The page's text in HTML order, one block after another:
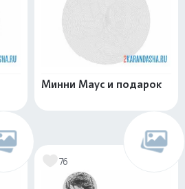
Минни Маус и подарок
76